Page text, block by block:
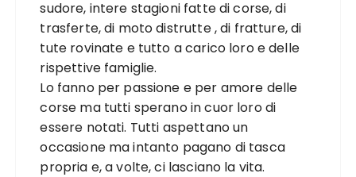
sudore, intere stagioni fatte di corse, di
trasferte, di moto distrutte , di fratture, di
tute rovinate e tutto a carico loro e delle
rispettive famiglie.
Lo fanno per passione e per amore delle
corse ma tutti sperano in cuor loro di
essere notati. Tutti aspettano un
occasione ma intanto pagano di tasca
propria e, a volte, ci lasciano la vita.